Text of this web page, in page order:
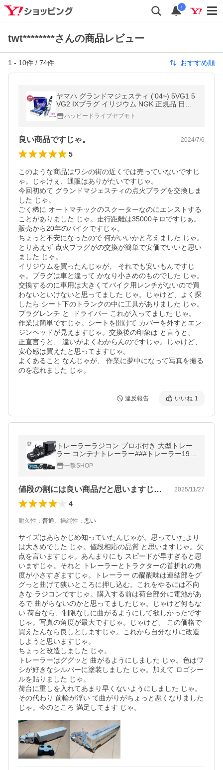
i
twt********さんの商品レビュー
1 - 10件 / 74件 おすすめ順
ヤマハ グランドマジェスティ ('04~) 5VG1 5
VG2 IXプラグ イリジウム NGK 正規品 日本
特殊陶業 CPR7EAIX-9 4848 1本 メール便 送
料無料
ハッピードライブヤブモト
良い商品ですじゃ。 2024/7/6
5
このような商品はワシの街の近くでは売っていないですじ
ゃ。じゃけぇ、通販はありがたいですじゃ。
今回初めて グランドマジェスティの点火プラグを交換しま
した じゃ。
ごく稀に オートマチックのスクーターなのにエンストする
ことがありました じゃ。走行距離は35000キロですじぁ。
販売から20年のバイクですじゃ。
ちょっと不安になったので 何がいいかと考えました じゃ。
とりあえず 点火プラグがの交換が簡単で安価でいいと思い
ました じゃ。
イリジウムを買ったんじゃが、 それでも安いもんですじ
ゃ。プラグは車と違って かなり小さめのものでした じゃ。
交換するのに車用は大きくてバイク用レンチがないので買
わないといけないと思ってました じゃ。じゃけど、よく探
したら シート下のトランクの中に工具がありました じゃ。
プラグレンチ と  ドライバー これが入ってました じゃ。
作業は簡単ですじゃ。シートを開けて カバーを外すとエン
ジンヘッドが見えますじゃ。交換後の印象は と言うと、
正直言うと、 違いがよくわからんのですじゃ。じゃけど、
安心感は買えたと思ってますじゃ。
よくあること なんじゃが、 作業に夢中になって写真を撮る
のを忘れました じゃ。
違反報告 いいね 1
トレーラーラジコン プロポ付き 大型トレー
ラー コンテナトレーラー###トレーラー190
1A###
一撃SHOP
値段の割には良い商品だと思いますじゃ。 2025/11/27
4
耐久性 ： 普通、 操縦性 ： 悪い
サイズはあらかじめ知っていたんじゃが。思っていたより
は大きめでした じゃ。値段相応の品質 と思いますじゃ。欠
点を言いますじゃ。あんまりにも スピードが早すぎると思
いますじゃ。それと トレーラーとトラクターの首折れの角
度が小さすぎますじゃ。トレーラー の醍醐味は連結部をグ
グっと曲げて狭いところに押し込む。これをやるには不向
きな ラジコンですじゃ。購入する前は荷台部分に電池があ
るで 曲がらないのかと思ってましたじゃ。じゃけど何もな
い 荷台なら、制限なしに曲がるようにして欲しかったです
じゃ。写真の角度が最大ですじゃ。じゃけど、 この価格で
買えたんなら良しとしますじゃ。これから自分なりに改造
しようと思いますじゃ。
ちょっと改造しました じゃ。
トレーラーはググッと 曲がるようにしました じゃ。色はワ
シが好きなシルバーに塗装しました じゃ。加えて ロゴシー
ルを貼りました じゃ。
荷台に重しを入れてあまり早くないようにしました じゃ。
その代わり 前輪が浮い て曲がりがちょっと悪くなりました
じゃ。今のところ 満足してます じゃ。